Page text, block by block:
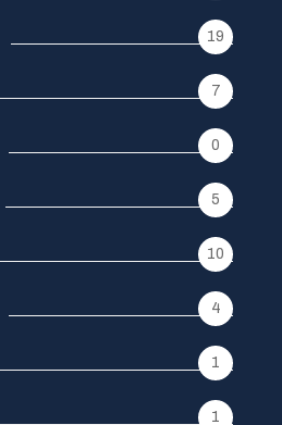
19
7
0
5
10
4
1
1